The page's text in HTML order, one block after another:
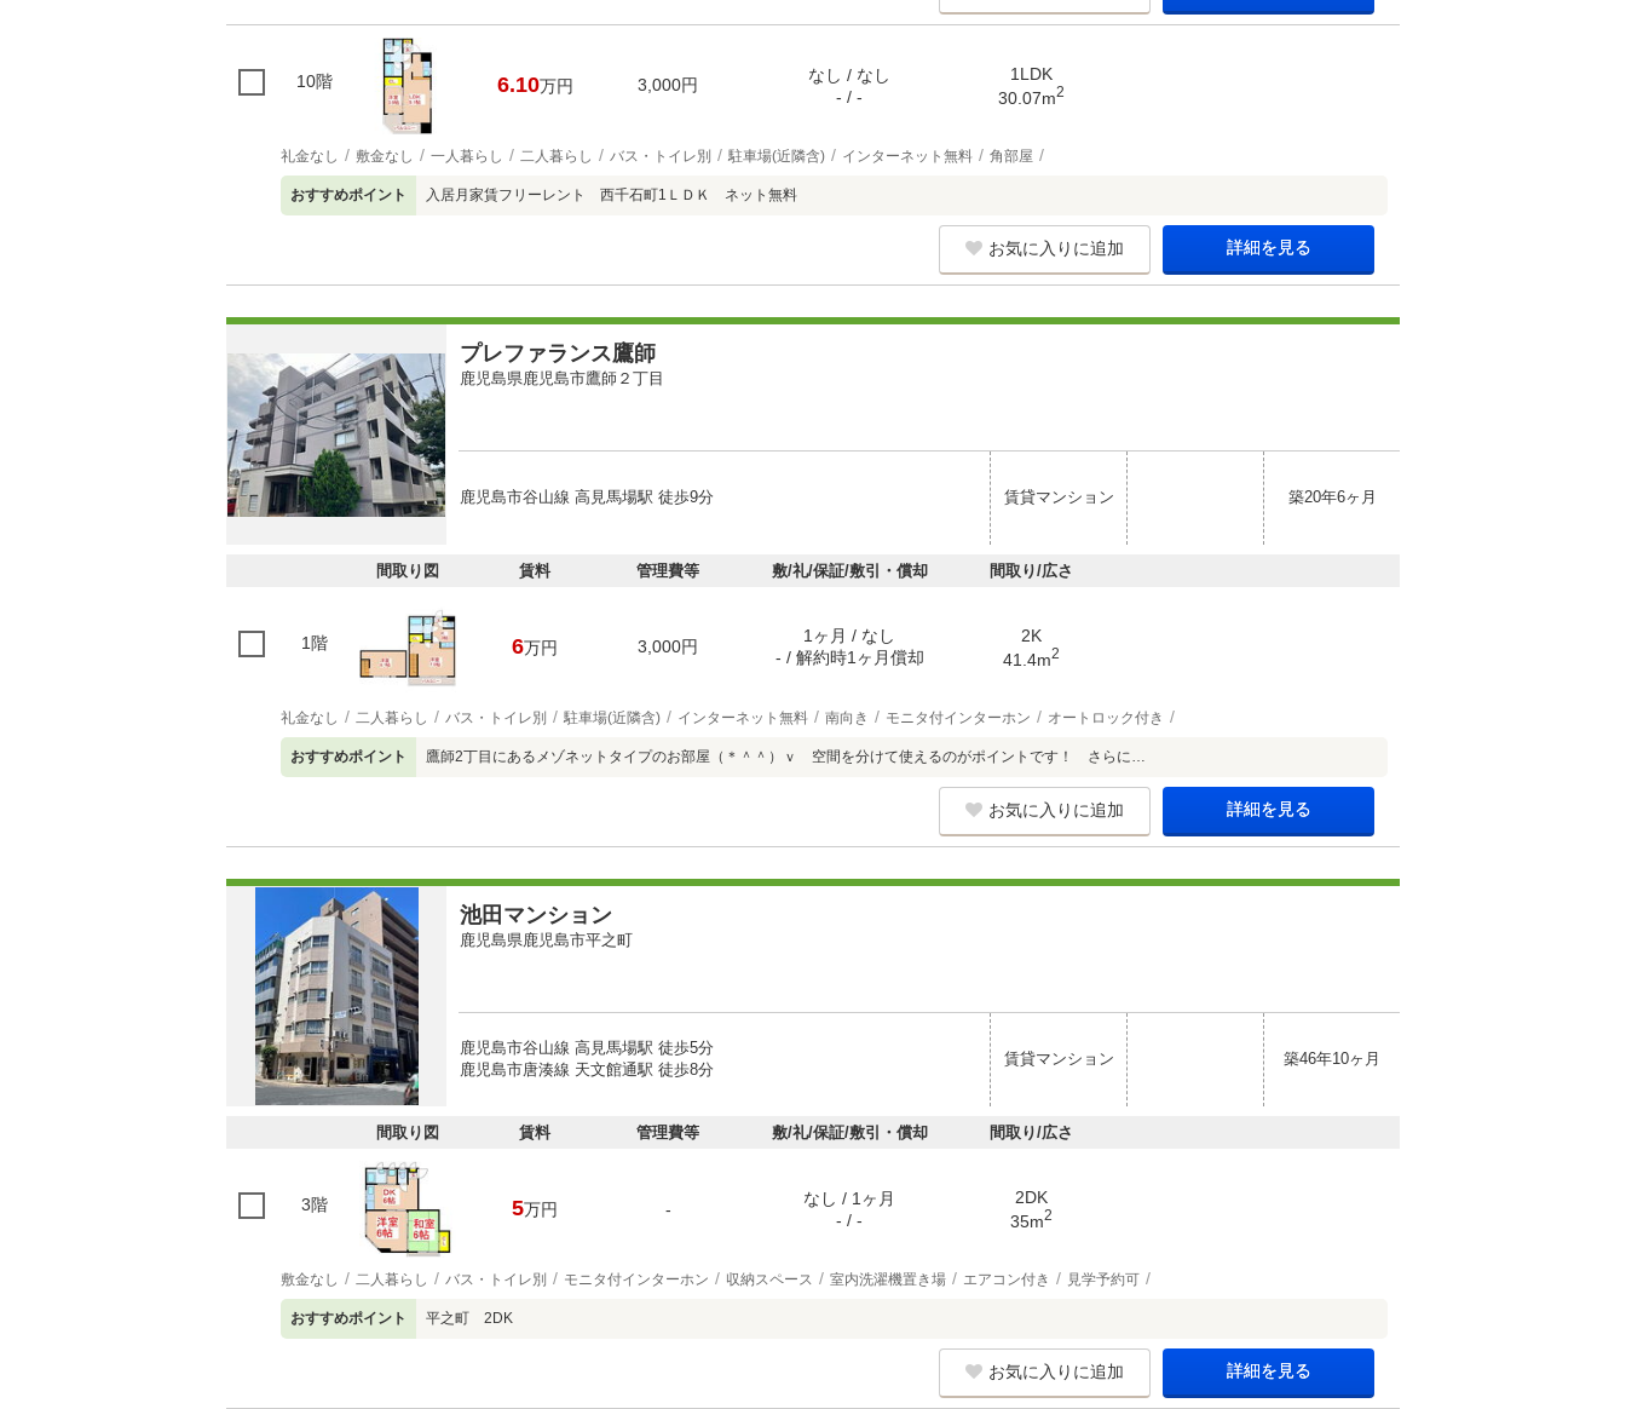
10階 6.10万円 3,000円
なし / なし
- / -
1LDK
30.07m2
礼金なし 敷金なし 一人暮らし 二人暮らし バス・トイレ別 駐車場(近隣含) インターネット無料 角部屋
おすすめポイント 入居月家賃フリーレント 西千石町1ＬＤＫ ネット無料
お気に入りに追加 詳細を見る
プレファランス鷹師
鹿児島県鹿児島市鷹師２丁目
鹿児島市谷山線 高見馬場駅 徒歩9分 賃貸マンション 築20年6ヶ月
間取り図 賃料 管理費等 敷/礼/保証/敷引・償却 間取り/広さ
1階 6万円 3,000円
1ヶ月 / なし
- / 解約時1ヶ月償却
2K
41.4m2
礼金なし 二人暮らし バス・トイレ別 駐車場(近隣含) インターネット無料 南向き モニタ付インターホン オートロック付き
おすすめポイント 鷹師2丁目にあるメゾネットタイプのお部屋（＊＾＾）ｖ 空間を分けて使えるのがポイントです！ さらに…
お気に入りに追加 詳細を見る
池田マンション
鹿児島県鹿児島市平之町
鹿児島市谷山線 高見馬場駅 徒歩5分
鹿児島市唐湊線 天文館通駅 徒歩8分
賃貸マンション 築46年10ヶ月
間取り図 賃料 管理費等 敷/礼/保証/敷引・償却 間取り/広さ
3階 5万円 -
なし / 1ヶ月
- / -
2DK
35m2
敷金なし 二人暮らし バス・トイレ別 モニタ付インターホン 収納スペース 室内洗濯機置き場 エアコン付き 見学予約可
おすすめポイント 平之町 2DK
お気に入りに追加 詳細を見る